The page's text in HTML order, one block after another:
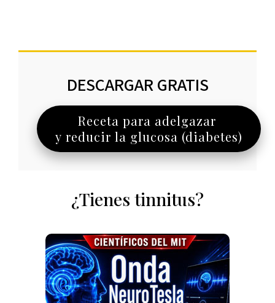
DESCARGAR GRATIS
Receta para adelgazar
y reducir la glucosa (diabetes)
¿Tienes tinnitus?